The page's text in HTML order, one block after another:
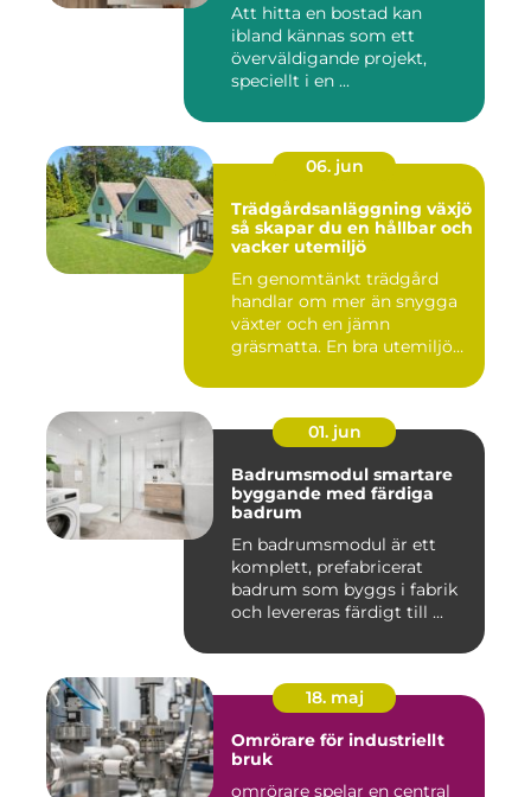
Att hitta en bostad kan
ibland kännas som ett
överväldigande projekt,
speciellt i en ...
06. jun
Trädgårdsanläggning växjö
så skapar du en hållbar och
vacker utemiljö
En genomtänkt trädgård
handlar om mer än snygga
växter och en jämn
gräsmatta. En bra utemiljö
01. jun
Badrumsmodul smartare
byggande med färdiga
badrum
En badrumsmodul är ett
komplett, prefabricerat
badrum som byggs i fabrik
och levereras färdigt till ...
18. maj
Omrörare för industriellt
bruk
omrörare spelar en central